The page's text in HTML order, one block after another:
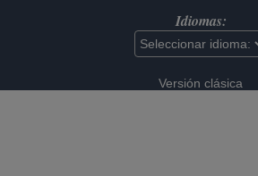
Idiomas:
Versión clásica